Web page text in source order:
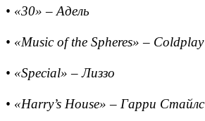
• «30» – Адель
• «Music of the Spheres» – Coldplay
• «Special» – Лиззо
• «Harry’s House» – Гарри Стайлс